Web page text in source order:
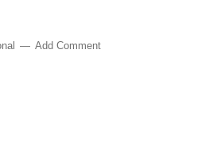
Add Comment